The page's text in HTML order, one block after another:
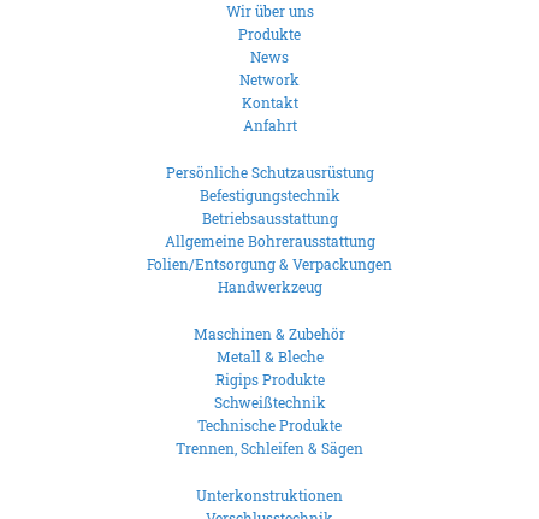
Wir über uns
Produkte
News
Network
Kontakt
Anfahrt
Persönliche Schutzausrüstung
Befestigungstechnik
Betriebsausstattung
Allgemeine Bohrerausstattung
Folien/Entsorgung & Verpackungen
Handwerkzeug
Maschinen & Zubehör
Metall & Bleche
Rigips Produkte
Schweißtechnik
Technische Produkte
Trennen, Schleifen & Sägen
Unterkonstruktionen